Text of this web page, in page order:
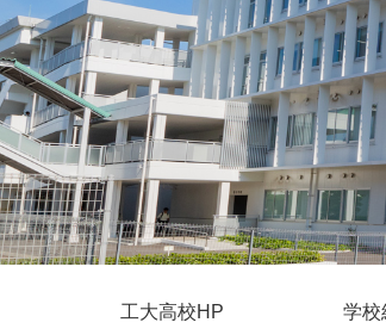
工大高校HP 学校